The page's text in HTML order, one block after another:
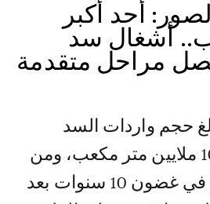
أحد أكبر
أشغال سد
مراحل متقدمة
حجم واردات السد
المائية السنوية 107 ملايين متر مكعب، ومن
المنتظر أن يمتلئ في غضون 10 سنوات بعد